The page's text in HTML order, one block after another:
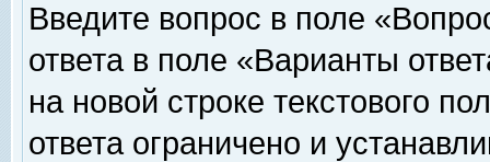
Введите вопрос в поле
ответа в поле «Варианты
на новой строке текстового
ответа ограничено и